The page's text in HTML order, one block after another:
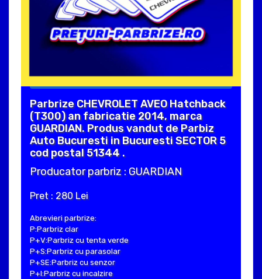
Parbrize CHEVROLET AVEO Hatchback
(T300) an fabricatie 2014, marca
GUARDIAN. Produs vandut de Parbiz
Auto Bucuresti in Bucuresti SECTOR 5
cod postal 51344 .
Producator parbriz : GUARDIAN
Pret : 280 Lei
Abrevieri parbrize:
P:Parbriz clar
P+V:Parbriz cu tenta verde
P+S:Parbriz cu parasolar
P+SE:Parbriz cu senzor
P+I:Parbriz cu incalzire